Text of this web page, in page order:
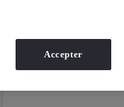
Accepter